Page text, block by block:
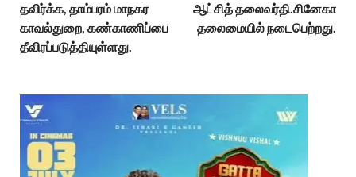
தவிர்க்க, தாம்பரம் மாநகர
காவல்துறை, கண்காணிப்பை
தீவிரப்படுத்தியுள்ளது.
ஆட்சித் தலைவர்தி.சினேகா
தலைமையில் நடைபெற்றது.